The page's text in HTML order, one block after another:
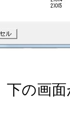
下の画